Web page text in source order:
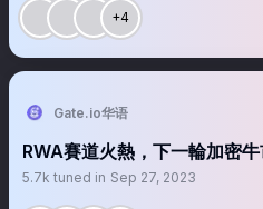
+4
Gate.io华语
RWA賽道火熱，下一輪加密
5.7k tuned in Sep 27, 2023